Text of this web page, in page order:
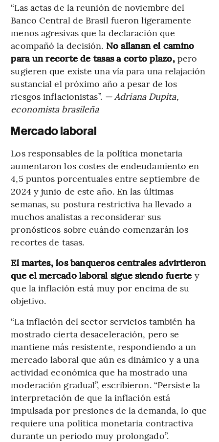
“Las actas de la reunión de noviembre del
Banco Central de Brasil fueron ligeramente
menos agresivas que la declaración que
acompañó la decisión. No allanan el camino
para un recorte de tasas a corto plazo, pero
sugieren que existe una vía para una relajación
sustancial el próximo año a pesar de los
riesgos inflacionistas”. — Adriana Dupita,
economista brasileña
Mercado laboral
Los responsables de la política monetaria
aumentaron los costes de endeudamiento en
4,5 puntos porcentuales entre septiembre de
2024 y junio de este año. En las últimas
semanas, su postura restrictiva ha llevado a
muchos analistas a reconsiderar sus
pronósticos sobre cuándo comenzarán los
recortes de tasas.
El martes, los banqueros centrales advirtieron
que el mercado laboral sigue siendo fuerte y
que la inflación está muy por encima de su
objetivo.
“La inflación del sector servicios también ha
mostrado cierta desaceleración, pero se
mantiene más resistente, respondiendo a un
mercado laboral que aún es dinámico y a una
actividad económica que ha mostrado una
moderación gradual”, escribieron. “Persiste la
interpretación de que la inflación está
impulsada por presiones de la demanda, lo que
requiere una política monetaria contractiva
durante un período muy prolongado”.